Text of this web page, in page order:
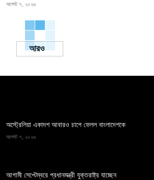
আগস্ট ৭, ২০২৬
Load more
অস্ট্রেলিয়া একাদশ আবারও চাপে ফেলল বাংলাদেশকে
আগস্ট ৭, ২০২৬
আগামী সেপ্টেম্বরে প্রধানমন্ত্রী যুক্তরাষ্ট্র যাচ্ছেন